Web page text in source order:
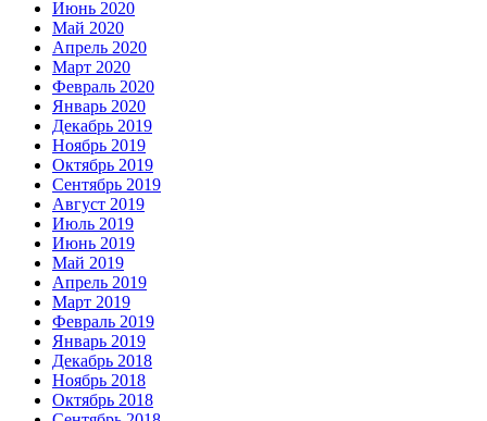
Июнь 2020
Май 2020
Апрель 2020
Март 2020
Февраль 2020
Январь 2020
Декабрь 2019
Ноябрь 2019
Октябрь 2019
Сентябрь 2019
Август 2019
Июль 2019
Июнь 2019
Май 2019
Апрель 2019
Март 2019
Февраль 2019
Январь 2019
Декабрь 2018
Ноябрь 2018
Октябрь 2018